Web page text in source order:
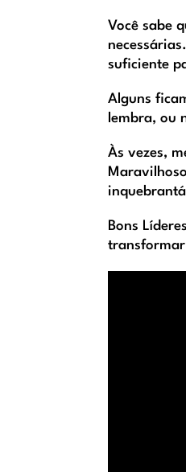
Você sabe
suficiente
Alguns
lembra, ou
Às vezes,
Bons